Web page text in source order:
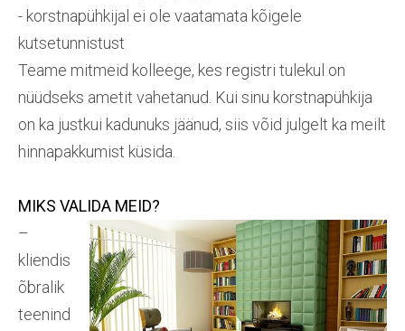
- korstnapühkijal ei ole vaatamata kõigele
kutsetunnistust
Teame mitmeid kolleege, kes registri tulekul on
nüüdseks ametit vahetanud. Kui sinu korstnapühkija
on ka justkui kadunuks jäänud, siis võid julgelt ka meilt
hinnapakkumist küsida.
MIKS VALIDA MEID?
–
kliendis
õbralik
teenind